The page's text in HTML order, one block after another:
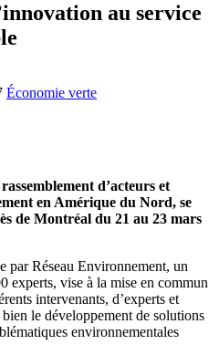
au service
Économie verte
d’acteurs et
en Amérique du Nord, se
de Montréal du 21 au 23 mars
par Réseau Environnement, un
experts, vise à la mise en commun
intervenants, d’experts et
le développement de solutions
environnementales